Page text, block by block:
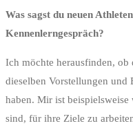
Was sagst du neuen
Kennenlerngespräch?
Ich möchte herausfinden, ob
dieselben Vorstellungen und
haben. Mir ist
sind, für ihre Ziele zu